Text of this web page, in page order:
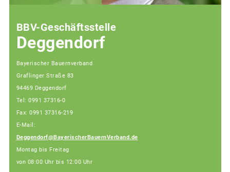
BBV-Geschäftsstelle
Deggendorf
Bayerischer Bauernverband
Graflinger Straße 83
94469 Deggendorf
Tel: 0991 37316-0
Fax: 0991 37316-219
E-Mail:
Deggendorf@BayerischerBauernVerband.de
Montag bis Freitag
von 08:00 Uhr bis 12:00 Uhr